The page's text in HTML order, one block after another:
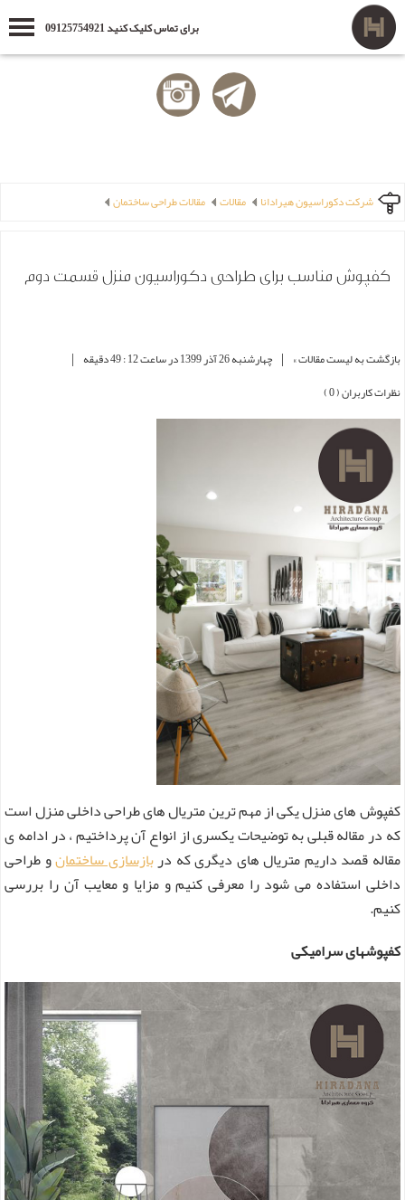
برای تماس کلیک کنید 09125754921
شرکت دکوراسیون هیرادانا مقالات مقالات طراحی ساختمان
کفپوش مناسب برای طراحی دکوراسیون منزل قسمت دوم
بازگشت به لیست مقالات » | چهارشنبه 26 آذر 1399 در ساعت 12 : 49 دقیقه |
نظرات کاربران ( 0 )
کفپوش های منزل یکی از مهم ترین متریال های طراحی داخلی منزل است
که در مقاله قبلی به توضیحات یکسری از انواع آن پرداختیم ، در ادامه ی
مقاله قصد داریم متریال های دیگری که دربازسازی ساختمانو طراحی
داخلی استفاده می شود را معرفی کنیم و مزایا و معایب آن را بررسی
کنیم.
کفپوشهای سرامیکی